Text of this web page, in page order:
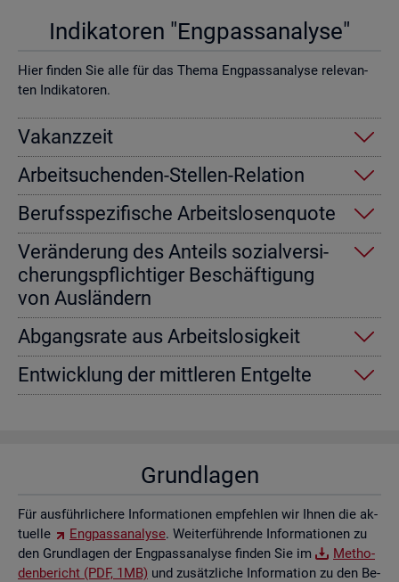
In­di­ka­to­ren "Eng­pass­ana­ly­se"
Hier fin­den Sie alle für das Thema Eng­pass­ana­ly­se re­le­van­
ten In­di­ka­to­ren.
Va­kanz­zeit
Ar­beit­su­chen­den-Stel­len-Re­la­ti­on
Be­rufs­spe­zi­fi­sche Ar­beits­lo­sen­quo­te
Ver­än­de­rung des An­teils so­zi­al­ver­si­
che­rungs­pflich­ti­ger Be­schäf­ti­gung
von Aus­län­dern
Ab­gangs­ra­te aus Ar­beits­lo­sig­keit
Ent­wick­lung der mitt­le­ren Ent­gel­te
Grund­la­gen
Für aus­führ­li­che­re In­for­ma­tio­nen emp­feh­len wir Ihnen die ak­
tu­el­le
Eng­pass­ana­ly­se. Wei­ter­füh­ren­de In­for­ma­tio­nen zu
den Grund­la­gen der Eng­pass­ana­ly­se fin­den Sie im
Me­tho­
den­be­richt (PDF, 1MB) und zu­sätz­li­che In­for­ma­ti­on zu den Be­